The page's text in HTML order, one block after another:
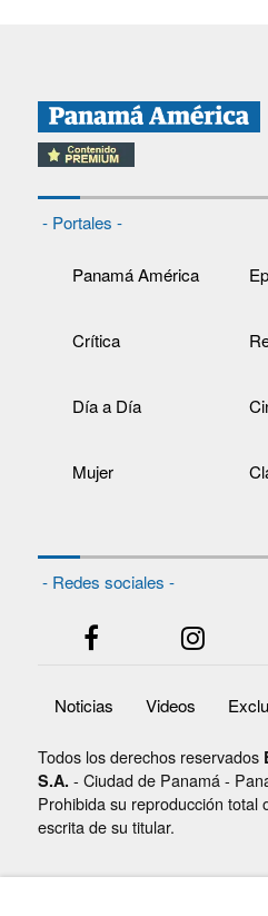
- Portales -
Panamá América
Crítica
Día a Día
Mujer
- Redes sociales -
Noticias Videos
Todos los derechos reservados
S.A. - Ciudad de Panamá -
Prohibida su reproducción total
escrita de su titular.